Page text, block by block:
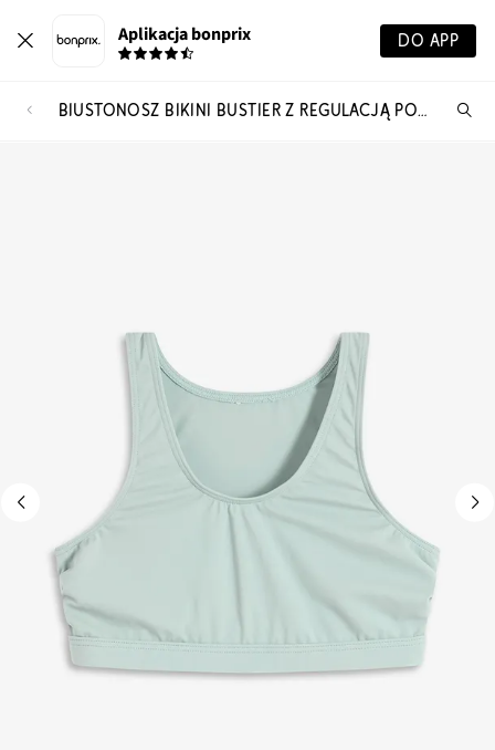
Aplikacja bonprix DO APP
BIUSTONOSZ BIKINI BUSTIER Z REGULACJĄ POD BIUSTEM